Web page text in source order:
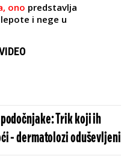
ono predstavlja
i nege u
Trik koji ih
- dermatolozi oduševljeni